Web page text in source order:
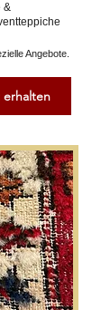
&
Angebote.
erhalten